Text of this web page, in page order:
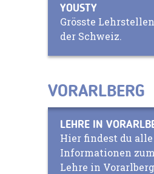
YOUSTY
Grösste
der Schweiz.
VORARLBERG
LEHRE IN
Hier findest du alle
Informationen
Lehre in